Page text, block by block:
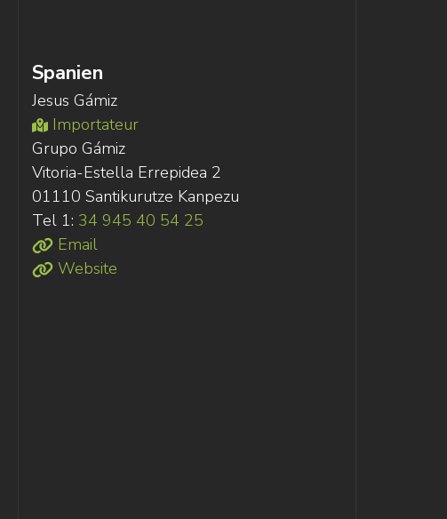
Spanien
Jesus Gámiz
Importateur
Grupo Gámiz
Vitoria-Estella Errepidea 2
01110 Santikurutze Kanpezu
Tel 1: 34 945 40 54 25
Email
Website